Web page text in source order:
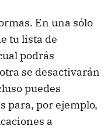
En una sólo
tu lista de
podrás
se desactivarán
puedes
para, por ejemplo,
a